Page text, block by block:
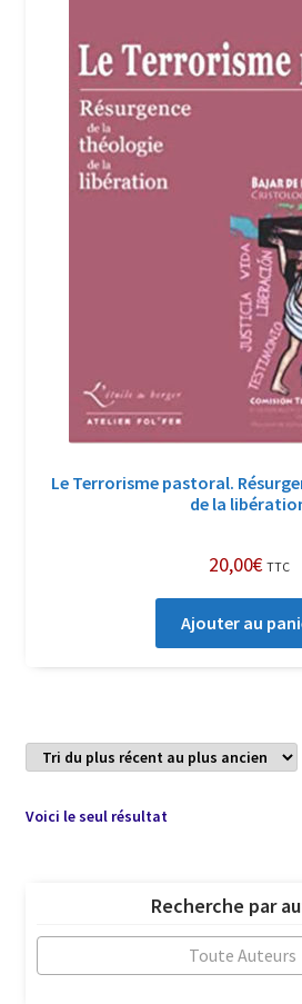
Newsletter
Nous Contacter
Panier
Politique de confidentialité et
Le Terrorisme pastoral.
de la
20,00€ TTC
Ajouter au
Voici le seul résultat
Recherche par
Toute Auteurs